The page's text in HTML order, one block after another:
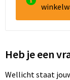
Heb je een
Wellicht staat